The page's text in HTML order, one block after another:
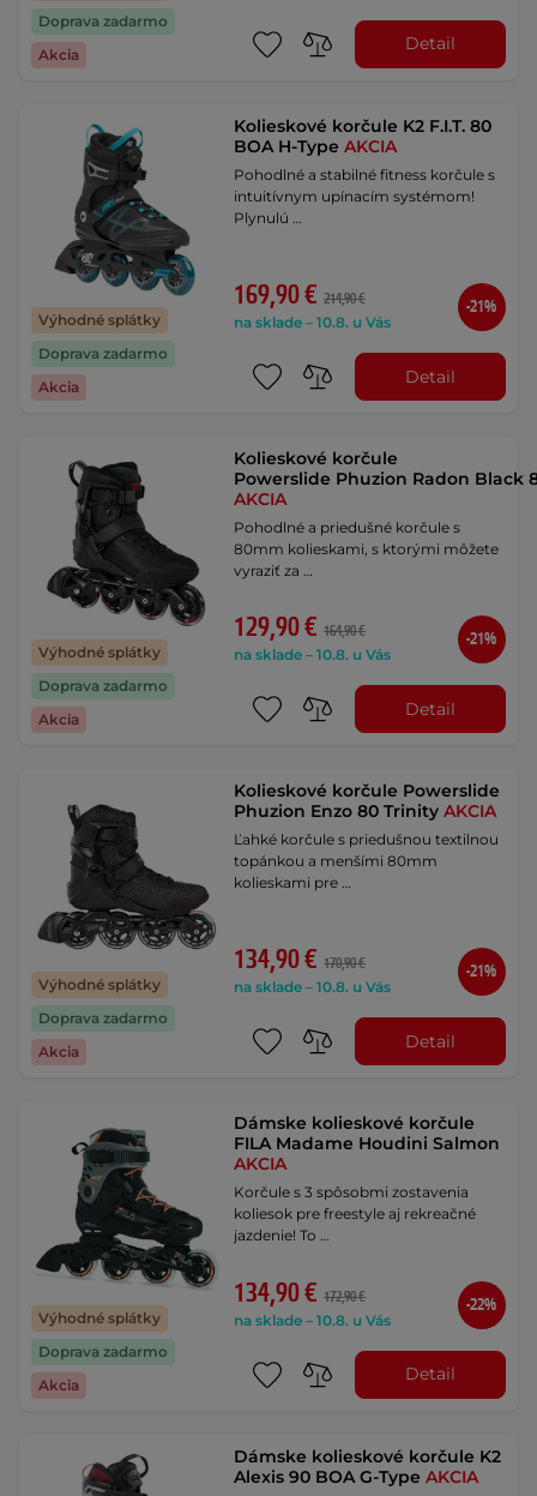
Doprava zadarmo
Akcia
Detail
Výhodné splátky
Doprava zadarmo
Akcia
Kolieskové korčule K2 F.I.T. 80
BOA H-TypeAKCIA
Pohodlné a stabilné fitness korčule s
intuitívnym upínacím systémom!
Plynulú …
169,90 € 214,90 €
na sklade – 10.8. u Vás
-21%
Detail
Výhodné splátky
Doprava zadarmo
Akcia
Kolieskové korčule
Powerslide Phuzion Radon Black
AKCIA
Pohodlné a priedušné korčule s
80mm kolieskami, s ktorými môžete
vyraziť za …
129,90 € 164,90 €
na sklade – 10.8. u Vás
-21%
Detail
Výhodné splátky
Doprava zadarmo
Akcia
Kolieskové korčule Powerslide
Phuzion Enzo 80 TrinityAKCIA
Ľahké korčule s priedušnou textilnou
topánkou a menšími 80mm
kolieskami pre …
134,90 € 170,90 €
na sklade – 10.8. u Vás
-21%
Detail
Výhodné splátky
Doprava zadarmo
Akcia
Dámske kolieskové korčule
FILA Madame Houdini Salmon
AKCIA
Korčule s 3 spôsobmi zostavenia
koliesok pre freestyle aj rekreačné
jazdenie! To …
134,90 € 172,90 €
na sklade – 10.8. u Vás
-22%
Detail
Dámske kolieskové korčule K2
Alexis 90 BOA G-TypeAKCIA